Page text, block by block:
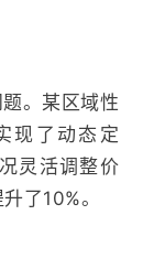
。某区域性
现了动态定
灵活调整价
了10%。